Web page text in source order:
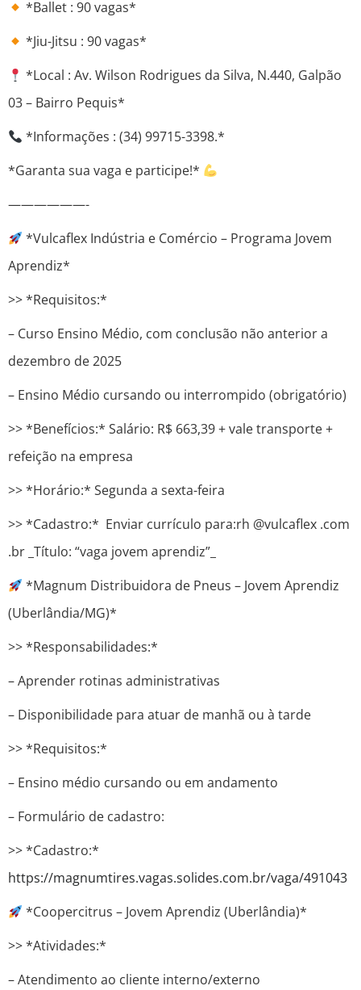
*Ballet : 90 vagas*
*Jiu-Jitsu : 90 vagas*
*Local : Av. Wilson Rodrigues da Silva, N.440, Galpão
03 – Bairro Pequis*
*Informações : (34) 99715-3398.*
*Garanta sua vaga e participe!*
——————-
*Vulcaflex Indústria e Comércio – Programa Jovem
Aprendiz*
>> *Requisitos:*
– Curso Ensino Médio, com conclusão não anterior a
dezembro de 2025
– Ensino Médio cursando ou interrompido (obrigatório)
>> *Benefícios:* Salário: R$ 663,39 + vale transporte +
refeição na empresa
>> *Horário:* Segunda a sexta-feira
>> *Cadastro:* Enviar currículo para:rh @vulcaflex .com
.br _Título: “vaga jovem aprendiz”_
*Magnum Distribuidora de Pneus – Jovem Aprendiz
(Uberlândia/MG)*
>> *Responsabilidades:*
– Aprender rotinas administrativas
– Disponibilidade para atuar de manhã ou à tarde
>> *Requisitos:*
– Ensino médio cursando ou em andamento
– Formulário de cadastro:
>> *Cadastro:*
https://magnumtires.vagas.solides.com.br/vaga/491043
*Coopercitrus – Jovem Aprendiz (Uberlândia)*
>> *Atividades:*
– Atendimento ao cliente interno/externo